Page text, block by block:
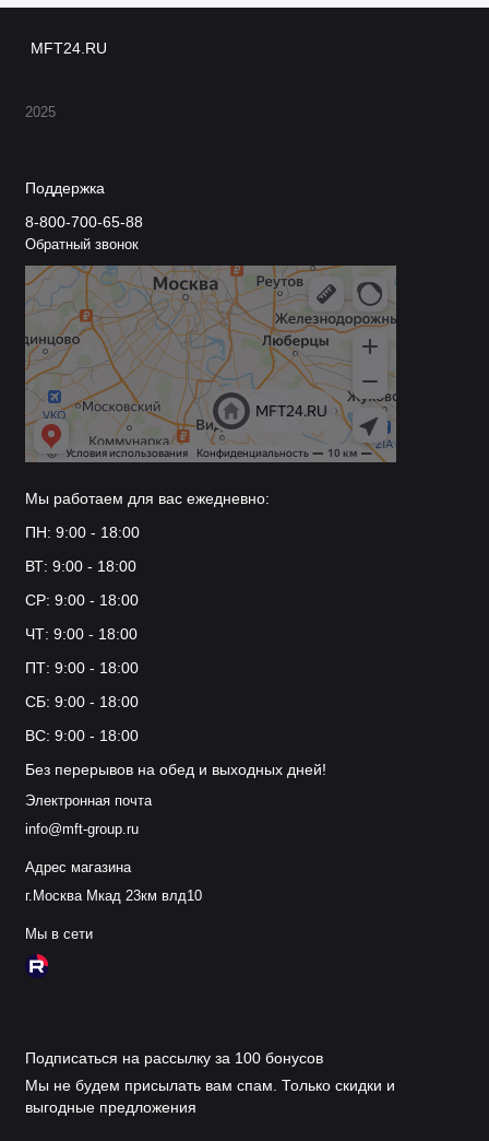
MFT24.RU
2025
Поддержка
8-800-700-65-88
Обратный звонок
Мы работаем для вас ежедневно:
ПН: 9:00 - 18:00
ВТ: 9:00 - 18:00
СР: 9:00 - 18:00
ЧТ: 9:00 - 18:00
ПТ: 9:00 - 18:00
СБ: 9:00 - 18:00
ВС: 9:00 - 18:00
Без перерывов на обед и выходных дней!
Электронная почта
info@mft-group.ru
Адрес магазина
г.Москва Мкад 23км влд10
Мы в сети
Подписаться на рассылку за 100 бонусов
Мы не будем присылать вам спам. Только скидки и
выгодные предложения